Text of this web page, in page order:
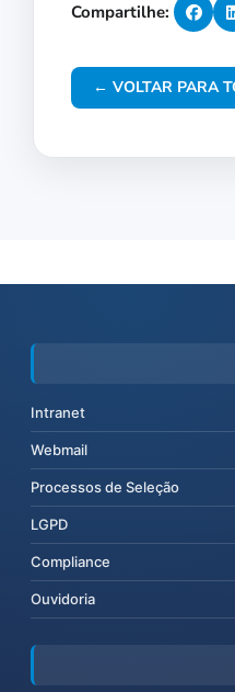
Compartilhe:
← VOLTAR PARA
Intranet
Webmail
Processos de Seleção
LGPD
Compliance
Ouvidoria